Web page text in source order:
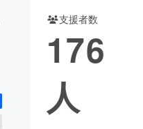
支援者数
176
人